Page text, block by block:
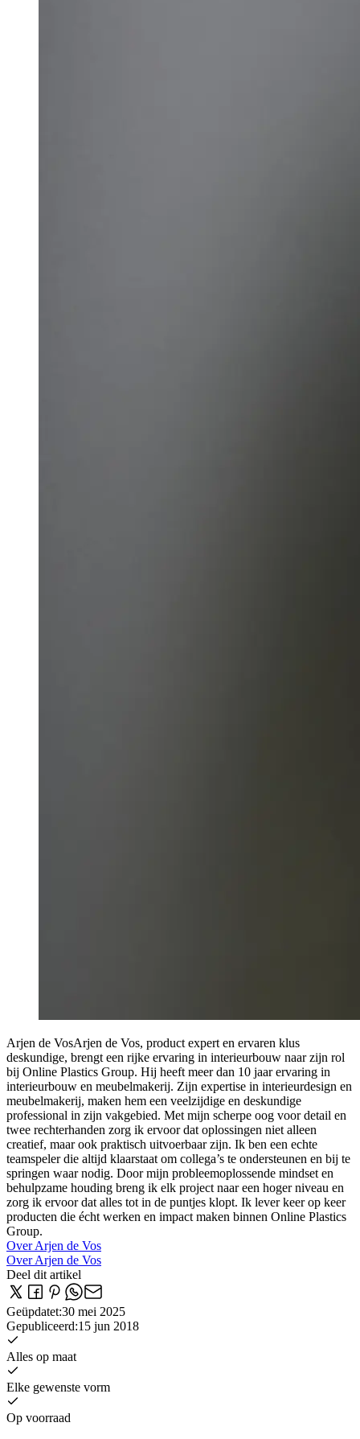
Arjen de VosArjen de Vos, product expert en ervaren klus
deskundige, brengt een rijke ervaring in interieurbouw naar zijn rol
bij Online Plastics Group. Hij heeft meer dan 10 jaar ervaring in
interieurbouw en meubelmakerij. Zijn expertise in interieurdesign en
meubelmakerij, maken hem een veelzijdige en deskundige
professional in zijn vakgebied. Met mijn scherpe oog voor detail en
twee rechterhanden zorg ik ervoor dat oplossingen niet alleen
creatief, maar ook praktisch uitvoerbaar zijn. Ik ben een echte
teamspeler die altijd klaarstaat om collega’s te ondersteunen en bij te
springen waar nodig. Door mijn probleemoplossende mindset en
behulpzame houding breng ik elk project naar een hoger niveau en
zorg ik ervoor dat alles tot in de puntjes klopt. Ik lever keer op keer
producten die écht werken en impact maken binnen Online Plastics
Group.
Over Arjen de Vos
Over Arjen de Vos
Deel dit artikel
Geüpdatet:30 mei 2025
Gepubliceerd:15 jun 2018
Alles op maat
Elke gewenste vorm
Op voorraad